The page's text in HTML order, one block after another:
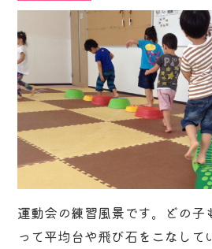
運動会の練習風景です。どの子
って平均台や飛び石をこなして